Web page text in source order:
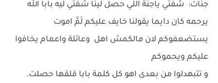
جنات: شفتي ياجنة اللي حصل لينا شفتي ليه بابا الله
يرحمه كان دايما يقولنا خايف عليكم لَمَّ اموت
يستضعفوكم لان مالكمش اهل وعائلة واعمام يخافوا
عليكم ويحموكم
و تتبهدلوا من بعدى اهو كل كلمة بابا قلقها حصلت.